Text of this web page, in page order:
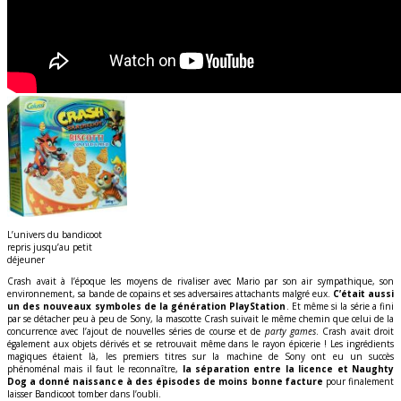
L’univers du bandicoot
repris jusqu’au petit
déjeuner
Crash avait à l’époque les moyens de rivaliser avec Mario par son air sympathique, son
environnement, sa bande de copains et ses adversaires attachants malgré eux. C’était aussi
un des nouveaux symboles de la génération PlayStation . Et même si la série a fini
par se détacher peu à peu de Sony, la mascotte Crash suivait le même chemin que celui de la
concurrence avec l’ajout de nouvelles séries de course et de party games. Crash avait droit
également aux objets dérivés et se retrouvait même dans le rayon épicerie ! Les ingrédients
magiques étaient là, les premiers titres sur la machine de Sony ont eu un succès
phénoménal mais il faut le reconnaître, la séparation entre la licence et Naughty
Dog a donné naissance à des épisodes de moins bonne facture pour finalement
laisser Bandicoot tomber dans l’oubli.